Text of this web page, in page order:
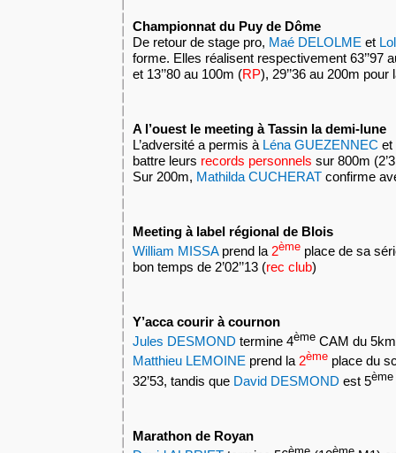
Championnat du Puy de Dôme
De retour de stage pro, Maé DELOLME et
forme. Elles réalisent respectivement 63’’97
et 13’’80 au 100m (RP), 29’’36 au 200m
A l’ouest le meeting à Tassin la demi-lune
L’adversité a permis à Léna GUEZENNEC et
battre leurs records personnels sur 800m
Sur 200m, Mathilda CUCHERAT confirme
Meeting à label régional de Blois
William MISSAprend la 2ème place de sa
bon temps de 2’02’’13 (rec club)
Y’acca courir à cournon
Jules DESMOND termine 4ème CAM du
Matthieu LEMOINE prend la2ème place du
32’53, tandis que David DESMOND est 5ème
Marathon de Royan